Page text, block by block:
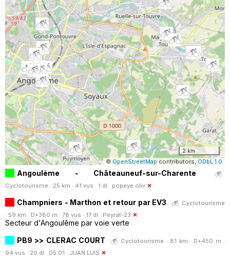
2 km
© OpenStreetMap contributors, ODbL 1.0
Angoulème - Châteauneuf-sur-Charente
Cyclotourisme · 25 km · 41 vus · 1 dl · popeye.oliv
Champniers - Marthon et retour par EV3
Cyclotourisme
· 59 km · D+380 m · 78 vus · 17 dl · Peyrat-23
Secteur d'Angoulême par voie verte
PB9 >> CLERAC COURT
Cyclotourisme · 81 km · D+450 m ·
94 vus · 20 dl · 05:01 · JUAN LUIS